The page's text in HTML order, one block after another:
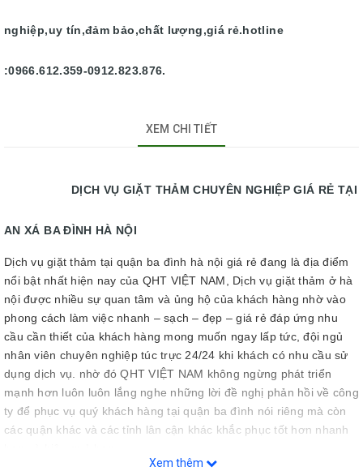
nghiệp,uy tín,đảm bảo,chất lượng,giá rẻ.hotline
:0966.612.359-0912.823.876.
XEM CHI TIẾT
DỊCH VỤ GIẶT THẢM CHUYÊN NGHIỆP GIÁ RẺ TẠI
AN XÁ BA ĐÌNH HÀ NỘI
Dịch vụ giặt thảm tại quận ba đình hà nội giá rẻ đang là địa điểm
nổi bật nhất hiện nay của QHT VIỆT NAM, Dịch vụ giặt thảm ở hà
nội được nhiều sự quan tâm và ủng hộ của khách hàng nhờ vào
phong cách làm việc nhanh – sạch – đẹp – giá rẻ đáp ứng nhu
cầu cần thiết của khách hàng mong muốn ngay lấp tức, đội ngủ
nhân viên chuyên nghiệp túc trực 24/24 khi khách có nhu cầu sử
dụng dịch vụ. nhờ đó QHT VIỆT NAM không ngừng phát triển
mạnh hơn luôn luôn lắng nghe những lời đề nghị phản hồi về công
ty để phục vụ quý khách hàng tại quận ba đình nói riêng mà còn
các quận khác và các tỉnh lân cận khác khắc phục tốt hơn nhanh
Xem thêm